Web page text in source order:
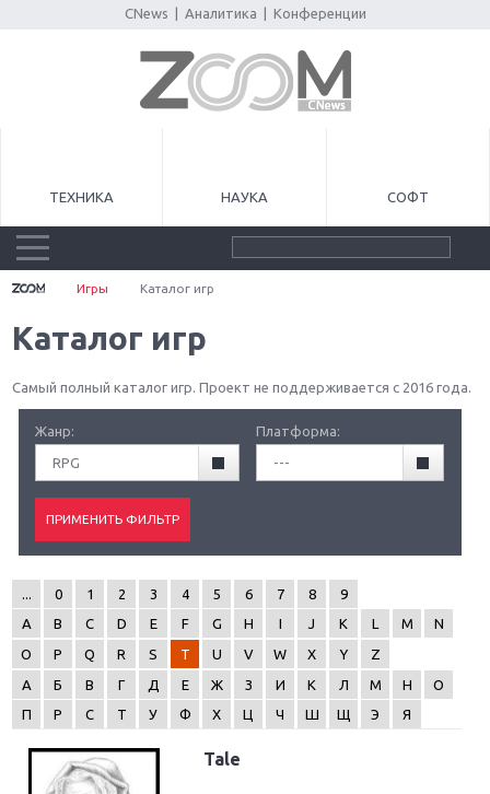
CNews Аналитика Конференции
ТЕХНИКА НАУКА СОФТ
Игры Каталог игр
Каталог игр
Самый полный каталог игр. Проект не поддерживается с 2016 года.
Жанр:
RPG
Платформа:
---
0 1 2 3 4 5 6 7 8
9
A
B C D E F G H I J K L M
N
O
P Q R S T U V W X Y
Z
А
Б В Г Д Е Ж З И К Л М Н
О
П
Р С Т У Ф Х Ц Ч Ш Щ Э Я
Tale